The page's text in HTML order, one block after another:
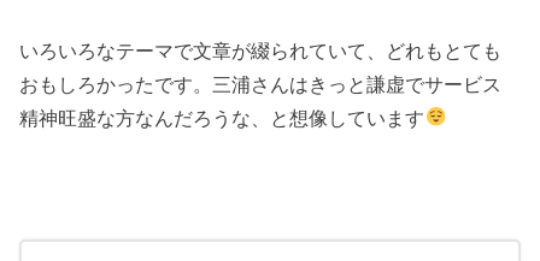
いろいろなテーマで文章が綴られていて、どれもとても
おもしろかったです。三浦さんはきっと謙虚でサービス
精神旺盛な方なんだろうな、と想像しています